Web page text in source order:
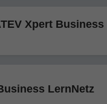
Xpert Business
LernNetz